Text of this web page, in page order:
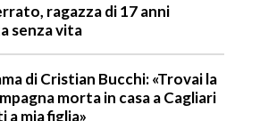
ragazza di 17 anni
senza vita
di Cristian Bucchi: «Trovai la
morta in casa a Cagliari
a mia figlia»